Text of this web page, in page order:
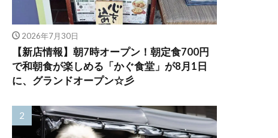
2026年7月30日
【新店情報】朝7時オープン！朝定食700円
で和朝食が楽しめる「かぐ食堂」が8月1日
に、グランドオープン☆彡